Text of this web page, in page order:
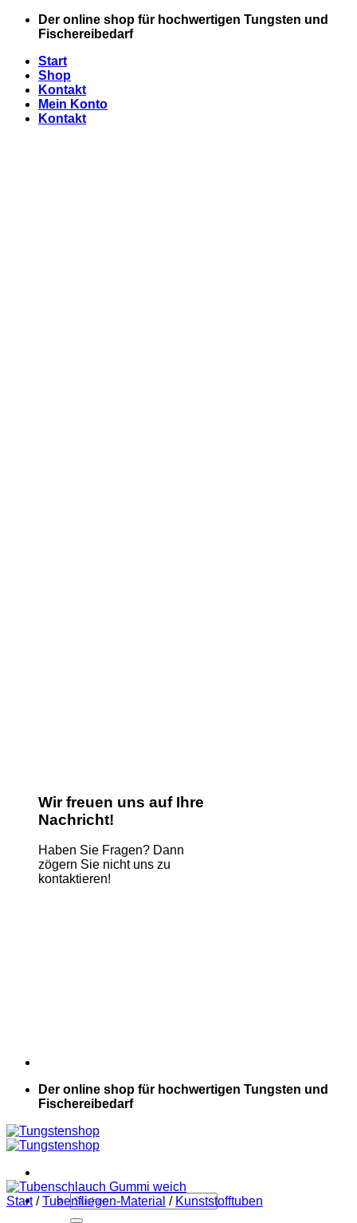
Zum
Der online shop für hochwertigen Tungsten und
Fischereibedarf
Start
Shop
Kontakt
Mein Konto
Kontakt
Wir freuen uns auf Ihre
Nachricht!
Haben Sie Fragen? Dann
zögern Sie nicht uns zu
kontaktieren!
Der online shop für hochwertigen Tungsten und
Fischereibedarf
Suche
nach:
Start / Tubenfliegen-Material / Kunststofftuben